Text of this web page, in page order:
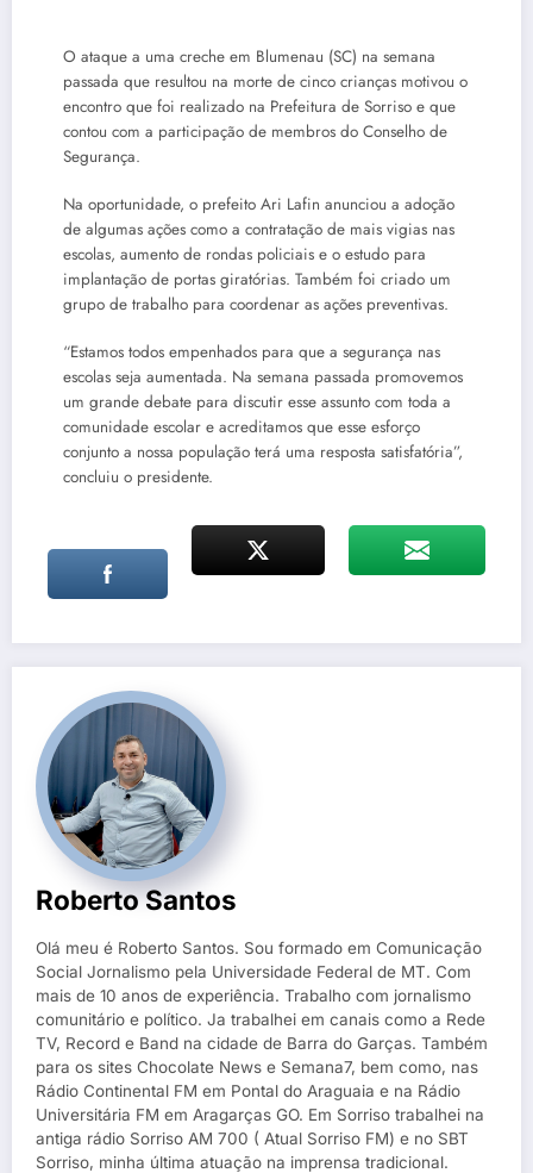
O ataque a uma creche em Blumenau (SC) na semana
passada que resultou na morte de cinco crianças motivou o
encontro que foi realizado na Prefeitura de Sorriso e que
contou com a participação de membros do Conselho de
Segurança.
Na oportunidade, o prefeito Ari Lafin anunciou a adoção
de algumas ações como a contratação de mais vigias nas
escolas, aumento de rondas policiais e o estudo para
implantação de portas giratórias. Também foi criado um
grupo de trabalho para coordenar as ações preventivas.
“Estamos todos empenhados para que a segurança nas
escolas seja aumentada. Na semana passada promovemos
um grande debate para discutir esse assunto com toda a
comunidade escolar e acreditamos que esse esforço
conjunto a nossa população terá uma resposta satisfatória”,
concluiu o presidente.
Roberto Santos
Olá meu é Roberto Santos. Sou formado em Comunicação
Social Jornalismo pela Universidade Federal de MT. Com
mais de 10 anos de experiência. Trabalho com jornalismo
comunitário e político. Ja trabalhei em canais como a Rede
TV, Record e Band na cidade de Barra do Garças. Também
para os sites Chocolate News e Semana7, bem como, nas
Rádio Continental FM em Pontal do Araguaia e na Rádio
Universitária FM em Aragarças GO. Em Sorriso trabalhei na
antiga rádio Sorriso AM 700 ( Atual Sorriso FM) e no SBT
Sorriso, minha última atuação na imprensa tradicional.